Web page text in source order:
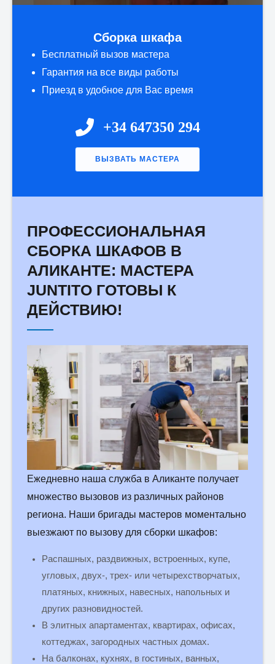
Сборка шкафа
Бесплатный вызов мастера
Гарантия на все виды работы
Приезд в удобное для Вас время
+34 647350 294
ВЫЗВАТЬ МАСТЕРА
Заявка:*
Какие услуги Вам
Отправить заявку
ПРОФЕССИОНАЛЬНАЯ
СБОРКА ШКАФОВ В
АЛИКАНТЕ: МАСТЕРА
JUNTITO ГОТОВЫ К
ДЕЙСТВИЮ!
Ежедневно наша служба в Аликанте получает
множество вызовов из различных районов
региона. Наши бригады мастеров моментально
выезжают по вызову для сборки шкафов:
Распашных, раздвижных, встроенных, купе,
угловых, двух-, трех- или четырехстворчатых,
платяных, книжных, навесных, напольных и
других разновидностей.
В элитных апартаментах, квартирах, офисах,
коттеджах, загородных частных домах.
На балконах, кухнях, в гостиных, ванных,